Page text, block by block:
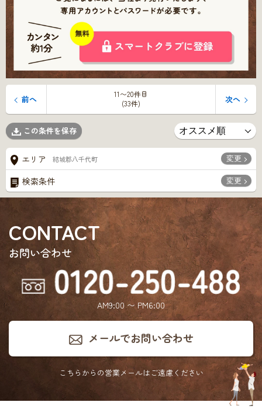
11〜20件目
(33件)
前へ 次へ
この条件を保存
エリア 結城郡八千代町 変更
検索条件 変更
CONTACT
お問い合わせ
AM9:00 〜 PM6:00
メールでお問い合わせ
こちらからの営業メールはご遠慮ください